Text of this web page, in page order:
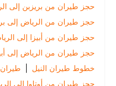
حجز طيران من بريزبن إلى الرياض
حجز طيران من الرياض إلى بريزبن
حجز طيران من أبيزا إلى الرياض
|
حجز طيران من الرياض إلى أبيزا
خطوط طيران النيل | طيران دبي |
حجز طيران من أوتاوا إلى الرياض
|